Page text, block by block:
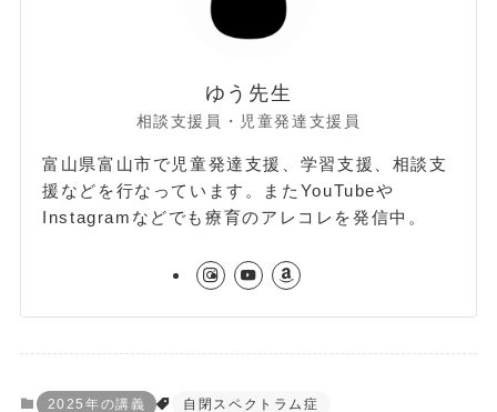
ゆう先生
相談支援員・児童発達支援員
富山県富山市で児童発達支援、学習支援、相談支
援などを行なっています。またYouTubeや
Instagramなどでも療育のアレコレを発信中。
2025年の講義 自閉スペクトラム症